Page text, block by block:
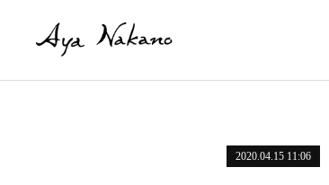
2020.04.15 11:06